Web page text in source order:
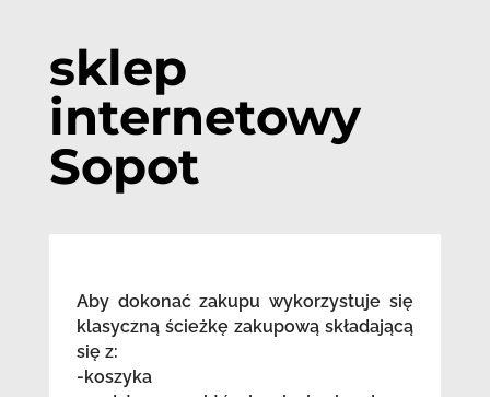
sklep
internetowy
Sopot
Aby dokonać zakupu wykorzystuje się
klasyczną ścieżkę zakupową składającą
się z:
-koszyka